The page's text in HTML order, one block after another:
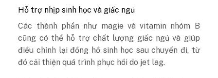
Hỗ trợ nhịp sinh học và giấc ngủ
Các thành phần như magie và vitamin nhóm B
cũng có thể hỗ trợ chất lượng giấc ngủ và giúp
điều chỉnh lại đồng hồ sinh học sau chuyến đi, từ
đó cải thiện quá trình phục hồi do jet lag.